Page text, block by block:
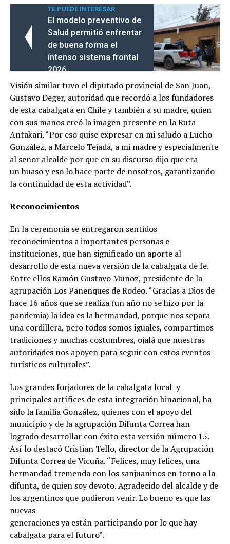
TE PUEDE INTERESAR
El modelo preventivo de
Salud permitió enfrentar
de buena forma el
intenso sistema frontal
2026
Visión similar tuvo el diputado provincial de San Juan,
Gustavo Deger, autoridad que recordó a los fundadores
de esta cabalgata en Chile y también a su madre, quien
con sus manos creó la imagen presente en la Ruta
Antakari. “Por eso quise expresar en mi saludo a Lucho
González, a Marcelo Tejada, a mi madre y especialmente
al señor alcalde por que en su discurso dijo que era
un huaso y eso lo hace parte de nosotros, garantizando
la continuidad de esta actividad”.
Reconocimientos
En la ceremonia se entregaron sentidos
reconocimientos a importantes personas e
instituciones, que han significado un aporte al
desarrollo de esta nueva versión de la cabalgata de fe.
Entre ellos Ramón Gustavo Muñoz, presidente de la
agrupación Los Panenques de Rodeo. “Gracias a Dios de
hace 16 años que se realiza (un año no se hizo por la
pandemia) la idea es la hermandad, porque nos separa
una cordillera, pero todos somos iguales, compartimos
tradiciones y muchas costumbres, ojalá que nuestras
autoridades nos apoyen para seguir con estos eventos
turísticos culturales”.
Los grandes forjadores de la cabalgata local y
principales artífices de esta integración binacional, ha
sido la familia González, quienes con el apoyo del
municipio y de la agrupación Difunta Correa han
logrado desarrollar con éxito esta versión número 15.
Así lo destacó Cristian Tello, director de la Agrupación
Difunta Correa de Vicuña. “Felices, muy felices, una
hermandad tremenda con los sanjuaninos en torno a la
difunta, de quien soy devoto. Agradecido del alcalde y de
los argentinos que pudieron venir. Lo bueno es que las
nuevas
generaciones ya están participando por lo que hay
cabalgata para el futuro”.